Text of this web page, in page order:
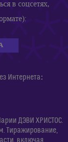
в соцсетях,
Интернета:
ДЭВИ ХРИСТОС.
Тиражирование,
включая